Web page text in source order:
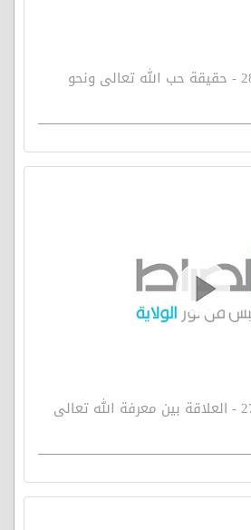
مصباح الهداية 280 - حقيقة حب الله تعالى ونحو
مصباح الهداية 279 - العلاقة بين معرفة الله تعالى